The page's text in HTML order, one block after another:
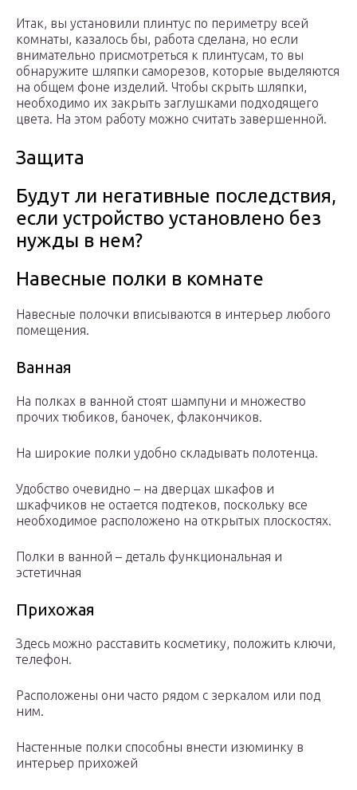
Итак, вы установили плинтус по периметру всей
комнаты, казалось бы, работа сделана, но если
внимательно присмотреться к плинтусам, то вы
обнаружите шляпки саморезов, которые выделяются
на общем фоне изделий. Чтобы скрыть шляпки,
необходимо их закрыть заглушками подходящего
цвета. На этом работу можно считать завершенной.
Защита
Будут ли негативные последствия,
если устройство установлено без
нужды в нем?
Навесные полки в комнате
Навесные полочки вписываются в интерьер любого
помещения.
Ванная
На полках в ванной стоят шампуни и множество
прочих тюбиков, баночек, флакончиков.
На широкие полки удобно складывать полотенца.
Удобство очевидно – на дверцах шкафов и
шкафчиков не остается подтеков, поскольку все
необходимое расположено на открытых плоскостях.
Полки в ванной – деталь функциональная и
эстетичная
Прихожая
Здесь можно расставить косметику, положить ключи,
телефон.
Расположены они часто рядом с зеркалом или под
ним.
Настенные полки способны внести изюминку в
интерьер прихожей